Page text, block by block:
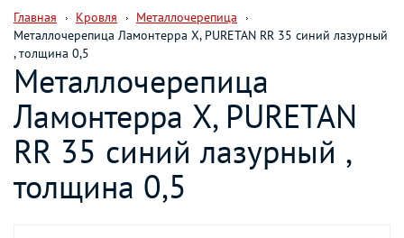
Главная Кровля
Металлочерепица
Металлочерепица Ламонтерра X, PURETAN RR 35 синий лазурный
, толщина 0,5
Металлочерепица
Ламонтерра X, PURETAN
RR 35 синий лазурный ,
толщина 0,5